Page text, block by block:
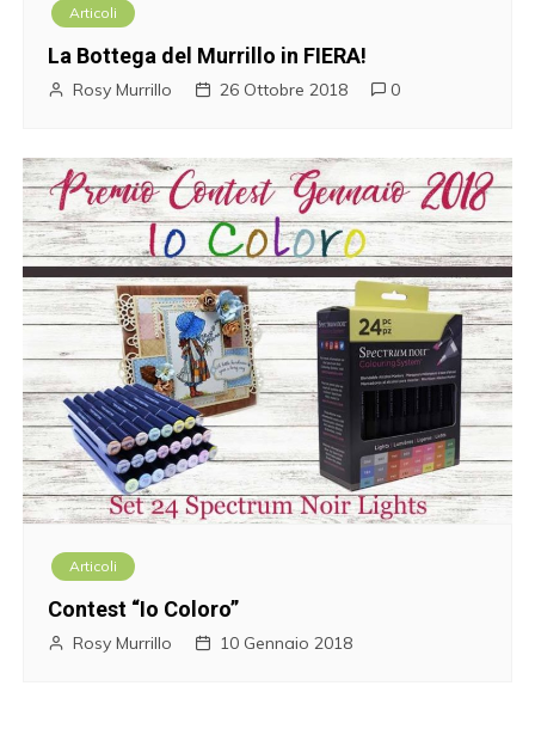
Articoli
La Bottega del Murrillo in FIERA!
Rosy Murrillo 26 Ottobre 2018 0
Articoli
Contest “Io Coloro”
Rosy Murrillo 10 Gennaio 2018